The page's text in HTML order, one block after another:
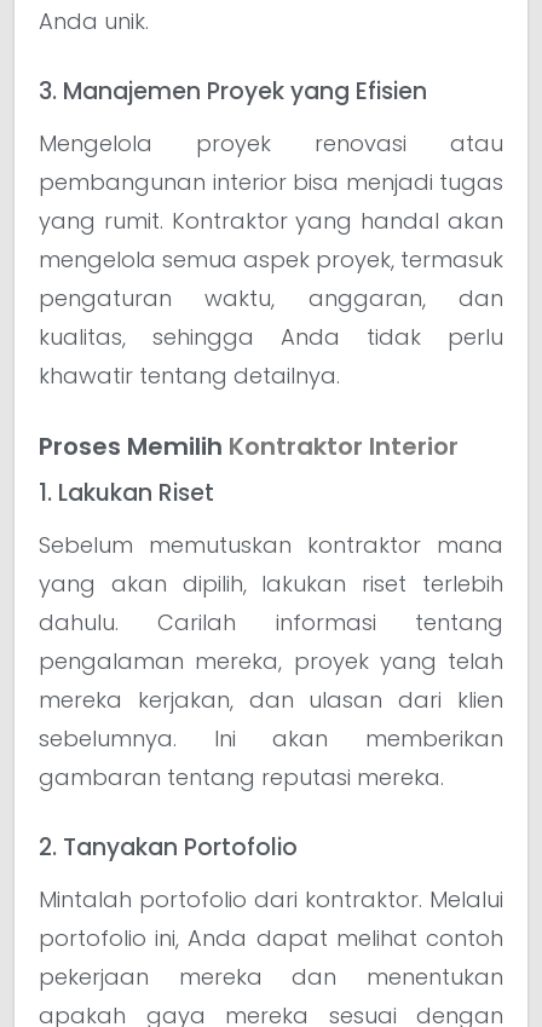
Anda unik.
3. Manajemen Proyek yang Efisien
Mengelola proyek renovasi atau
pembangunan interior bisa menjadi tugas
yang rumit. Kontraktor yang handal akan
mengelola semua aspek proyek, termasuk
pengaturan waktu, anggaran, dan
kualitas, sehingga Anda tidak perlu
khawatir tentang detailnya.
Proses Memilih Kontraktor Interior
1. Lakukan Riset
Sebelum memutuskan kontraktor mana
yang akan dipilih, lakukan riset terlebih
dahulu. Carilah informasi tentang
pengalaman mereka, proyek yang telah
mereka kerjakan, dan ulasan dari klien
sebelumnya. Ini akan memberikan
gambaran tentang reputasi mereka.
2. Tanyakan Portofolio
Mintalah portofolio dari kontraktor. Melalui
portofolio ini, Anda dapat melihat contoh
pekerjaan mereka dan menentukan
apakah gaya mereka sesuai dengan